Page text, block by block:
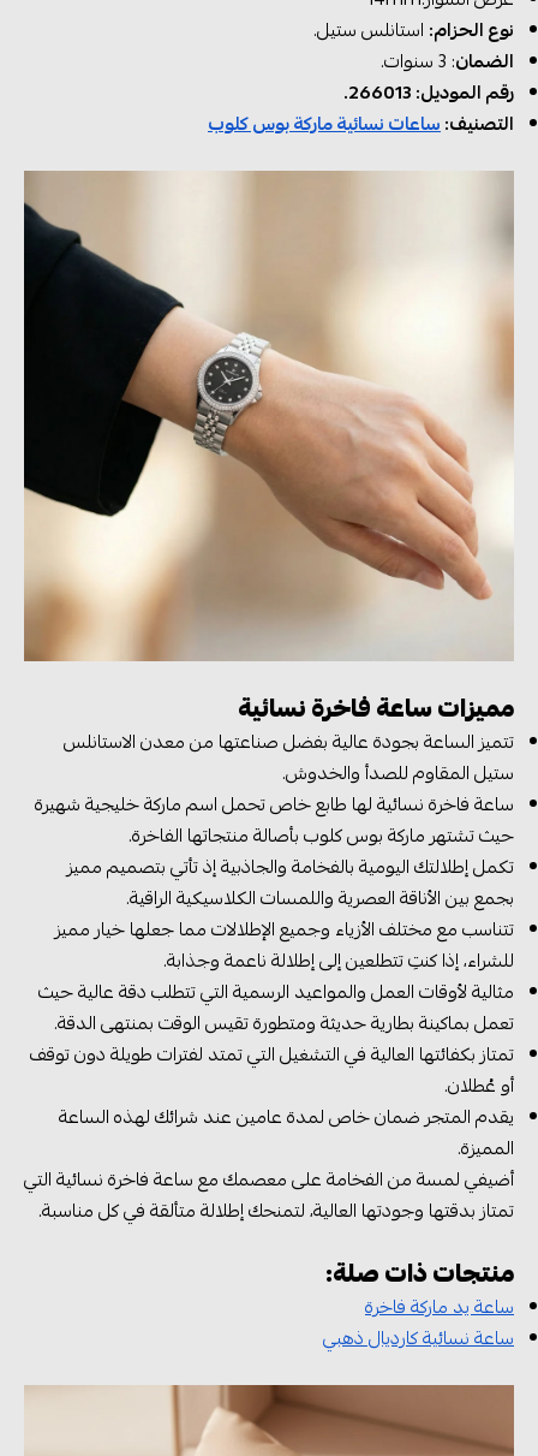
نوع الحزام: استانلس ستيل.
الضمان: 3 سنوات.
رقم الموديل: 266013.
التصنيف:ساعات نسائية ماركة بوس كلوب
مميزات ساعة فاخرة نسائية
تتميز الساعة بجودة عالية بفضل صناعتها من معدن الاستانلس
ستيل المقاوم للصدأ والخدوش.
ساعة فاخرة نسائية لها طابع خاص تحمل اسم ماركة خليجية شهيرة
حيث تشتهر ماركة بوس كلوب بأصالة منتجاتها الفاخرة.
تكمل إطلالتك اليومية بالفخامة والجاذبية إذ تأتي بتصميم مميز
بجمع بين الأناقة العصرية واللمسات الكلاسيكية الراقية.
تتناسب مع مختلف الأزياء وجميع الإطلالات مما جعلها خيار مميز
للشراء، إذا كنتِ تتطلعين إلى إطلالة ناعمة وجذابة.
مثالية لأوقات العمل والمواعيد الرسمية التي تتطلب دقة عالية حيث
تعمل بماكينة بطارية حديثة ومتطورة تقيس الوقت بمنتهى الدقة.
تمتاز بكفائتها العالية في التشغيل التي تمتد لفترات طويلة دون توقف
أو عُطلان.
يقدم المتجر ضمان خاص لمدة عامين عند شرائك لهذه الساعة
المميزة.
أضيفي لمسة من الفخامة على معصمك مع ساعة فاخرة نسائية التي
تمتاز بدقتها وجودتها العالية، لتمنحك إطلالة متألقة في كل مناسبة.
منتجات ذات صلة:
ساعة يد ماركة فاخرة
ساعة نسائية كارديال ذهبي